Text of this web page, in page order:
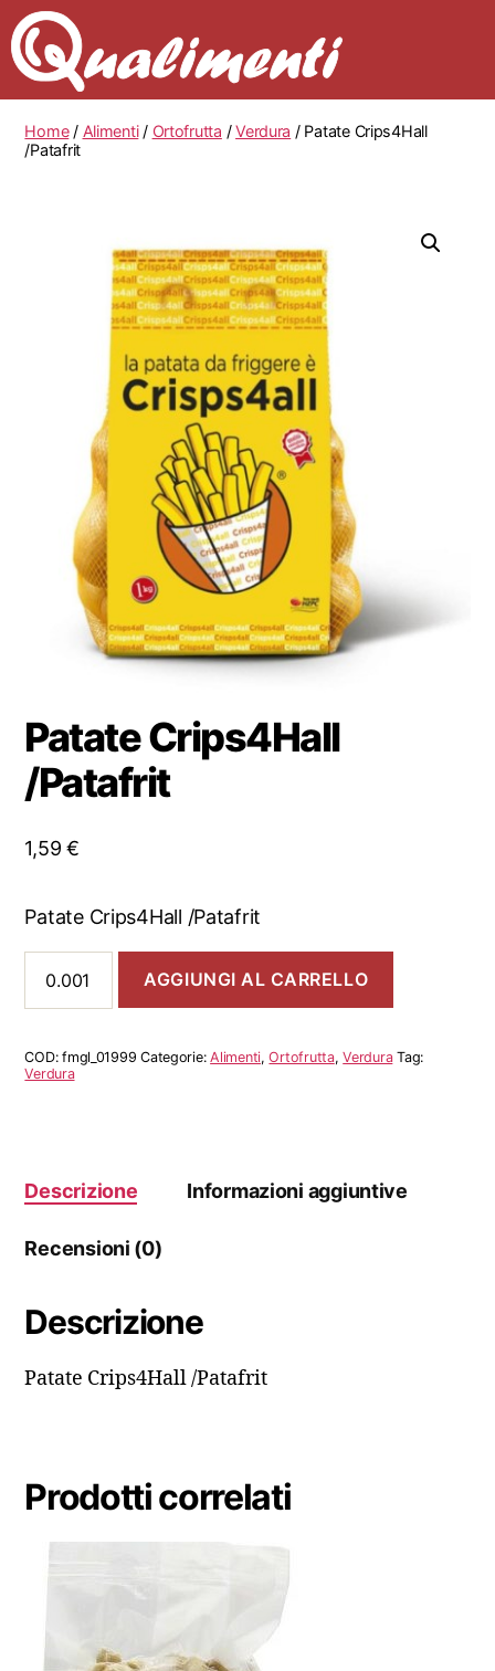
Home/ Alimenti/ Ortofrutta /Verdura / Patate Crips4Hall
/Patafrit
Patate Crips4Hall
/Patafrit
1,59€
Patate Crips4Hall /Patafrit
Crips4Hall
/Patafrit
AGGIUNGI AL CARRELLO
COD:fmgl_01999 Categorie:Alimenti,Ortofrutta,Verdura Tag:
Verdura
Descrizione Informazioni aggiuntive
Recensioni (0)
Descrizione
Patate Crips4Hall /Patafrit
Prodotti correlati